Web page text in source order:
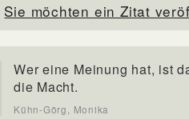
Sie möchten ein Zitat
Wer eine Meinung hat, ist
die Macht.
Kühn-Görg, Monika